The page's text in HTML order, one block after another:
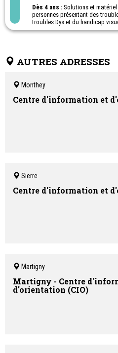
Dès 4 ans : Solutions et
personnes présentant des
troubles Dys et du handicap
inclusive.
AUTRES ADRESSES
Monthey
Centre d'information et
Sierre
Centre d'information et
Martigny
Martigny - Centre
d'orientation (CIO)